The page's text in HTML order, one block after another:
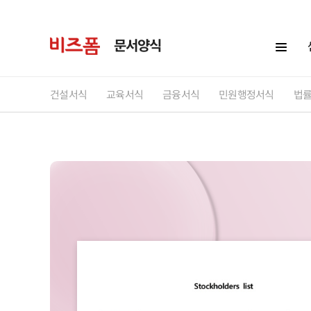
문서양식
건설서식 교육서식 금융서식 민원행정서식 법